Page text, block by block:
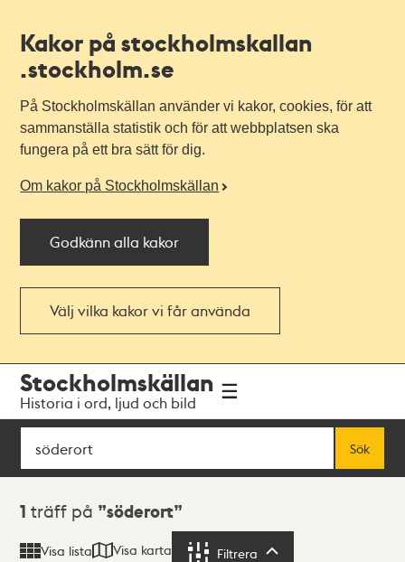
Kakor på stockholmskallan
.stockholm.se
På Stockholmskällan använder vi kakor, cookies, för att
sammanställa statistik och för att webbplatsen ska
fungera på ett bra sätt för dig.
Om kakor på Stockholmskällan
Godkänn alla kakor
Välj vilka kakor vi får använda
navigationen
huvudinnehållet
Stockholmskällan
Historia i ord, ljud och bild
Sök
Sök
Sökresultat
1 träff på söderort
Visa lista Visa karta Filtrera